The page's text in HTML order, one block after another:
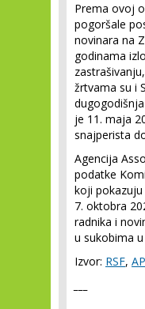
Prema ovoj
pogoršale
novinara na
godinama
žrtvama su i
je 11. maja
snajperista
Agencija
podatke
koji pokazuju
7. oktobra
radnika i
u sukobima
Izvor: RSF, AP